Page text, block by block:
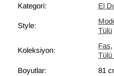
Kategori:
El
Style:
Tülü
Koleksiyon:
Fas,
Tülü
Boyutlar:
81